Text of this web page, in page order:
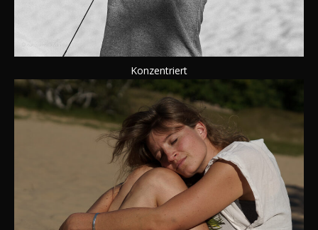
Konzentriert